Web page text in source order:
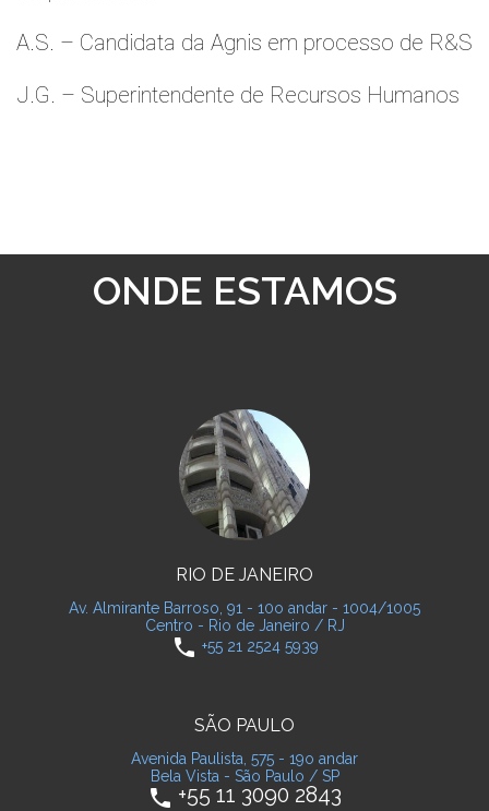
A.S. – Candidata da Agnis em processo de R&S
J.G. – Superintendente de Recursos Humanos
ONDE ESTAMOS
RIO DE JANEIRO
Av. Almirante Barroso, 91 - 10o andar - 1004/1005
Centro - Rio de Janeiro / RJ
phone +55 21 2524 5939
SÃO PAULO
Avenida Paulista, 575 - 19o andar
Bela Vista - São Paulo / SP
phone +55 11 3090 2843